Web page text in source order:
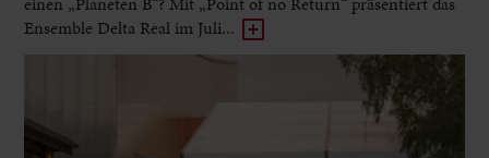
Ensemble Delta Real im Juli...